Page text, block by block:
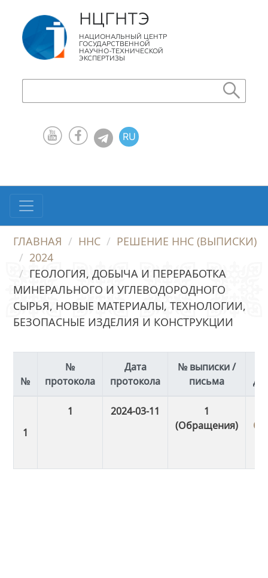
НЦГНТЭ
НАЦИОНАЛЬНЫЙ ЦЕНТР
ГОСУДАРСТВЕННОЙ
НАУЧНО-ТЕХНИЧЕСКОЙ
ЭКСПЕРТИЗЫ
RU
ГЛАВНАЯ ННС
РЕШЕНИЕ ННС (ВЫПИСКИ)
2024
ГЕОЛОГИЯ, ДОБЫЧА И ПЕРЕРАБОТКА
МИНЕРАЛЬНОГО И УГЛЕВОДОРОДНОГО
СЫРЬЯ, НОВЫЕ МАТЕРИАЛЫ, ТЕХНОЛОГИИ,
БЕЗОПАСНЫЕ ИЗДЕЛИЯ И КОНСТРУКЦИИ
№
протокола
Дата
протокола
№ выписки /
письма
1 2024-03-11
1
(Обращения)